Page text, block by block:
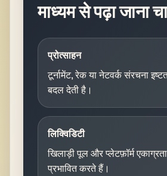
माध्यम से पढ़ा जाना
प्रोत्साहन
टूर्नामेंट, रेक या नेटवर्क संरचना
बदल देती है।
लिक्विडिटी
खिलाड़ी पूल और प्लेटफ़ॉर्म
प्रभावित करते हैं।